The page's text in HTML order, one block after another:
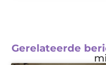
Gerelateerde